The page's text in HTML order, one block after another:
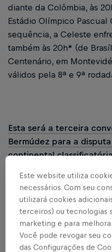
diante da Colômbia, às
Estádio Olímpico Pascual
sequência, a Celeste
também às 20h* (de
Centenário, em
válidos pela 8ª e 9ª
Esta será a terceira
Bermúdez para a
continental
Na reta final daLiga das
CONMEBOL, oUruguai
uma vitória, dois empates
partidas disputadas. A
vagas diretas para a
Este website utiliza
necessários. Com seu
utilizará cookies
terceiros) ou tecnologias
marketing e para
Você pode revogar seu
das Configurações de